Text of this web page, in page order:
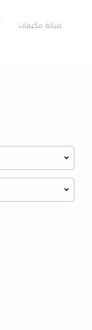
صيانة مكيفات